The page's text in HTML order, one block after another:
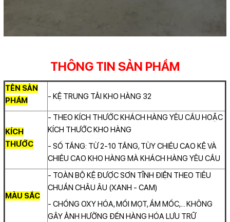
THÔNG TIN SẢN PHẨM
TÊN SẢN
PHẨM
- KỆ TRUNG TẢI KHO HÀNG 32
KÍCH
THƯỚC
- THEO KÍCH THƯỚC KHÁCH HÀNG YÊU CẦU HOẶC
KÍCH THƯỚC KHO HÀNG
- SỐ TẦNG: TỪ 2-10 TẦNG, TÙY CHIỀU CAO KỆ VÀ
CHIỀU CAO KHO HÀNG MÀ KHÁCH HÀNG YÊU CẦU
MÀU SẮC
- TOÀN BỘ KỆ ĐƯỢC SƠN TĨNH ĐIỆN THEO TIÊU
CHUẨN CHÂU ÂU (XANH - CAM)
- CHỐNG OXY HÓA, MỐI MỌT, ẨM MỐC,... KHÔNG
GÂY ẢNH HƯỞNG ĐẾN HÀNG HÓA LƯU TRỮ